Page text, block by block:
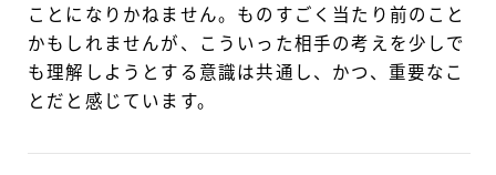
ことになりかねません。ものすごく当たり前のこと
かもしれませんが、こういった相手の考えを少しで
も理解しようとする意識は共通し、かつ、重要なこ
とだと感じています。